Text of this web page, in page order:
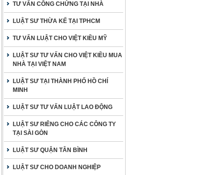
TƯ VẤN CÔNG CHỨNG TẠI NHÀ
LUẬT SƯ THỪA KẾ TẠI TPHCM
TƯ VẤN LUẬT CHO VIỆT KIỀU MỸ
LUẬT SƯ TƯ VẤN CHO VIỆT KIỀU MUA
NHÀ TẠI VIỆT NAM
LUẬT SƯ TẠI THÀNH PHỐ HỒ CHÍ
MINH
LUẬT SƯ TƯ VẤN LUẬT LAO ĐỘNG
LUẬT SƯ RIÊNG CHO CÁC CÔNG TY
TẠI SÀI GÒN
LUẬT SƯ QUẬN TÂN BÌNH
LUẬT SƯ CHO DOANH NGHIỆP